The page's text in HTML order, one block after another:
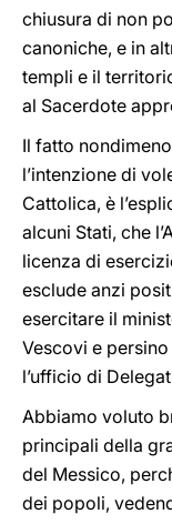
chiusura di non
canoniche, e in
templi e il
al Sacerdote
Il fatto
l’intenzione di
Cattolica, è
alcuni Stati, che
licenza di
esclude anzi
esercitare il
Vescovi e
l’ufficio di
Abbiamo voluto
principali della
del Messico,
dei popoli,